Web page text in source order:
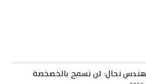
نحال: لن نسمح بالخصخصة